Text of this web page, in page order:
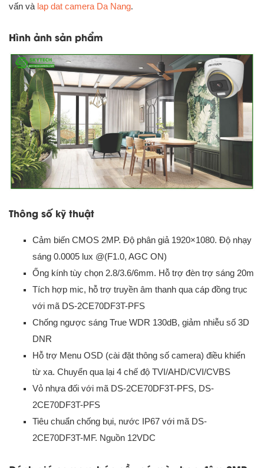
vấn và lap dat camera Da Nang.
Hình ảnh sản phẩm
Thông số kỹ thuật
Cảm biến CMOS 2MP. Độ phân giả 1920×1080. Độ nhạy
sáng 0.0005 lux @(F1.0, AGC ON)
Ống kính tùy chọn 2.8/3.6/6mm. Hỗ trợ đèn trợ sáng 20m
Tích hợp mic, hỗ trợ truyền âm thanh qua cáp đồng trục
với mã DS-2CE70DF3T-PFS
Chống ngược sáng True WDR 130dB, giảm nhiễu số 3D
DNR
Hỗ trợ Menu OSD (cài đặt thông số camera) điều khiển
từ xa. Chuyển qua lại 4 chế độ TVI/AHD/CVI/CVBS
Vỏ nhựa đối với mã DS-2CE70DF3T-PFS, DS-
2CE70DF3T-PFS
Tiêu chuẩn chống bụi, nước IP67 với mã DS-
2CE70DF3T-MF. Nguồn 12VDC